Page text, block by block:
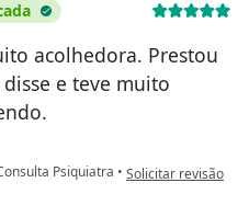
acolhedora. Prestou
e teve muito
Psiquiatra • na opinião do
Solicitar revisão